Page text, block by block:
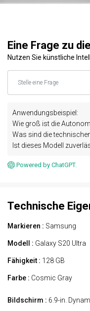
Eine Frage zu
Nutzen Sie künstliche
Anwendungsbeispiel:
Wie groß ist die
Was sind die
Ist dieses Modell
Powered by ChatGPT.
Technische
Markieren : Samsung
Modell : Galaxy S20 Ultra
Fähigkeit : 128 GB
Farbe : Cosmic Gray
Bildschirm : 6.9-in.